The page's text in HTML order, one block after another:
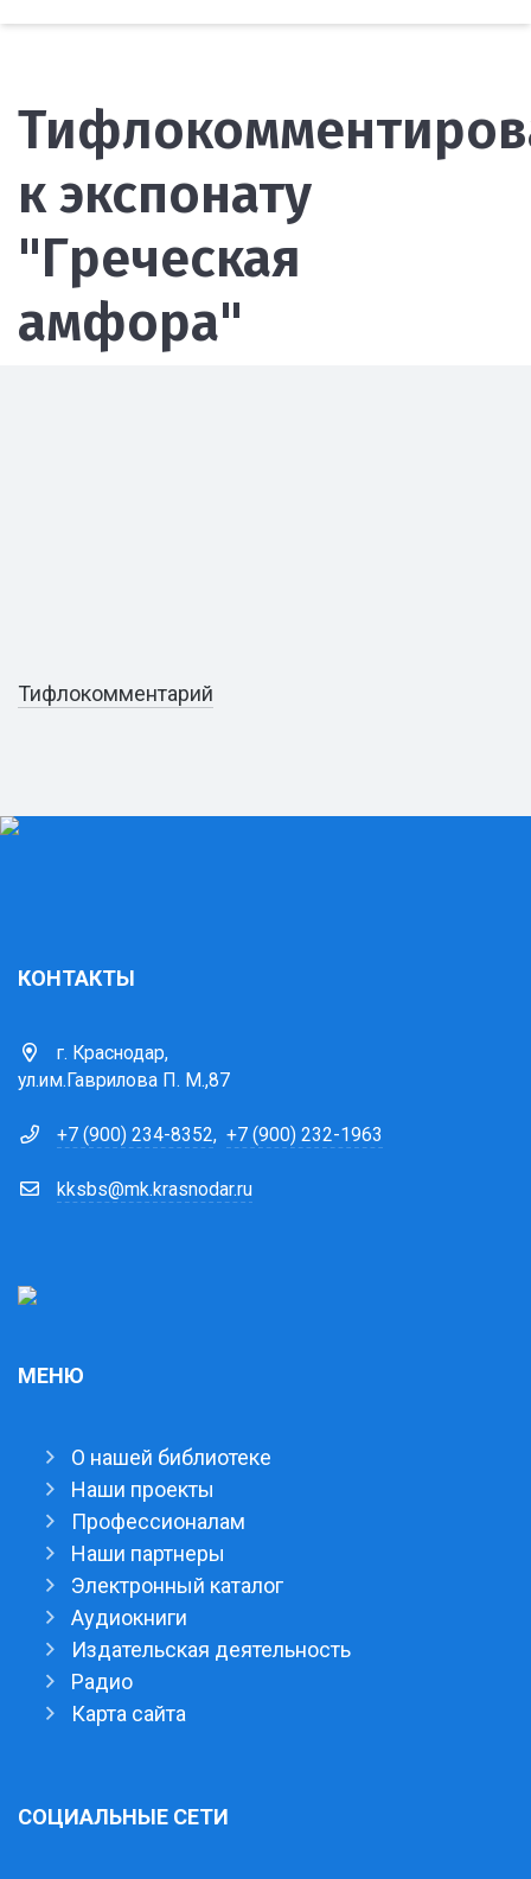
к экспонату
"Греческая
амфора"
Тифлокомментарий
КОНТАКТЫ
г. Краснодар,
ул.им.Гаврилова П. М.,87
+7 (900) 234-8352, +7 (900) 232-1963
kksbs@mk.krasnodar.ru
МЕНЮ
О нашей библиотеке
Наши проекты
Профессионалам
Наши партнеры
Электронный каталог
Аудиокниги
Издательская деятельность
Радио
Карта сайта
СОЦИАЛЬНЫЕ СЕТИ